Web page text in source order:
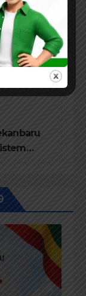
Ke-69